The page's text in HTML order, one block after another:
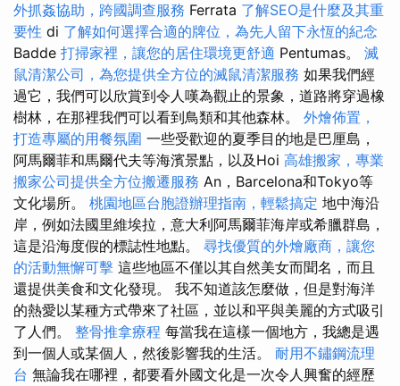
外抓姦協助，跨國調查服務 Ferrata 了解SEO是什麼及其重
要性 di 了解如何選擇合適的牌位，為先人留下永恆的紀念
Badde 打掃家裡，讓您的居住環境更舒適 Pentumas。 滅
鼠清潔公司，為您提供全方位的滅鼠清潔服務 如果我們經
過它，我們可以欣賞到令人嘆為觀止的景象，道路將穿過橡
樹林，在那裡我們可以看到鳥類和其他森林。 外燴佈置，
打造專屬的用餐氛圍 一些受歡迎的夏季目的地是巴厘島，
阿馬爾菲和馬爾代夫等海濱景點，以及Hoi 高雄搬家，專業
搬家公司提供全方位搬遷服務 An，Barcelona和Tokyo等
文化場所。 桃園地區台胞證辦理指南，輕鬆搞定 地中海沿
岸，例如法國里維埃拉，意大利阿馬爾菲海岸或希臘群島，
這是沿海度假的標誌性地點。 尋找優質的外燴廠商，讓您
的活動無懈可擊 這些地區不僅以其自然美女而聞名，而且
還提供美食和文化發現。 我不知道該怎麼做，但是對海洋
的熱愛以某種方式帶來了社區，並以和平與美麗的方式吸引
了人們。 整骨推拿療程 每當我在這樣一個地方，我總是遇
到一個人或某個人，然後影響我的生活。 耐用不鏽鋼流理
台 無論我在哪裡，都要看外國文化是一次令人興奮的經歷